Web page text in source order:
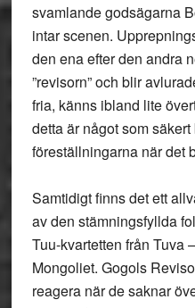
svamlande godsägarna
intar scenen.
den ena efter den andra
”revisorn” och blir
fria, känns ibland lite
detta är något som
föreställningarna när det
Samtidigt finns det ett
av den stämningsfyllda
Tuu-kvartetten från Tuva
Mongoliet. Gogols
reagera när de saknar